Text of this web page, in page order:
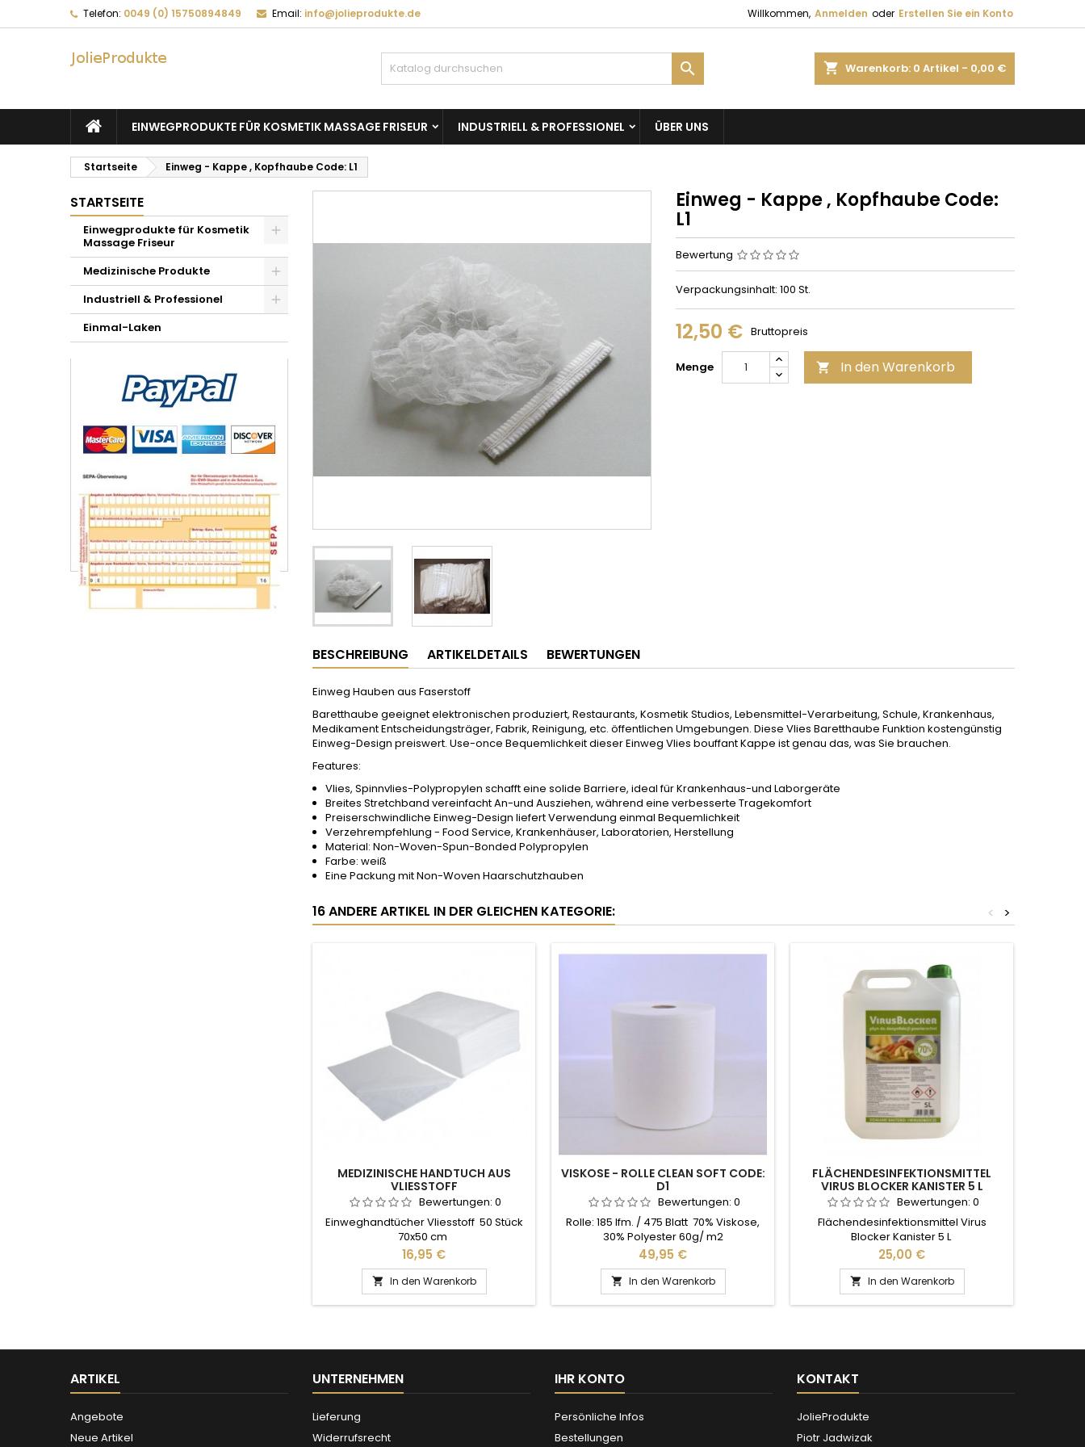
Telefon: 0049 (0) 15750894849 Email: info@jolieprodukte.de Willkommen, Anmelden oder Erstellen Sie ein Konto
shopping_cart Warenkorb: 0 Artikel - 0,00 €

EINWEGPRODUKTE FÜR KOSMETIK MASSAGE FRISEUR INDUSTRIELL & PROFESSIONEL ÜBER UNS
Startseite Einweg - Kappe , Kopfhaube Code: L1
STARTSEITE
Einwegprodukte für Kosmetik
Massage Friseur
Medizinische Produkte
Industriell & Professionel
Einmal-Laken
Einweg - Kappe , Kopfhaube Code:
L1
Bewertung
Verpackungsinhalt: 100 St.
12,50 € Bruttopreis
Menge  In den Warenkorb
BESCHREIBUNG ARTIKELDETAILS BEWERTUNGEN
Einweg Hauben aus Faserstoff
Baretthaube geeignet elektronischen produziert, Restaurants, Kosmetik Studios, Lebensmittel-Verarbeitung, Schule, Krankenhaus,
Medikament Entscheidungsträger, Fabrik, Reinigung, etc. öffentlichen Umgebungen. Diese Vlies Baretthaube Funktion kostengünstig
Einweg-Design preiswert. Use-once Bequemlichkeit dieser Einweg Vlies bouffant Kappe ist genau das, was Sie brauchen.
Features:
Vlies, Spinnvlies-Polypropylen schafft eine solide Barriere, ideal für Krankenhaus-und Laborgeräte
Breites Stretchband vereinfacht An-und Ausziehen, während eine verbesserte Tragekomfort
Preiserschwindliche Einweg-Design liefert Verwendung einmal Bequemlichkeit
Verzehrempfehlung - Food Service, Krankenhäuser, Laboratorien, Herstellung
Material: Non-Woven-Spun-Bonded Polypropylen
Farbe: weiß
Eine Packung mit Non-Woven Haarschutzhauben
16 ANDERE ARTIKEL IN DER GLEICHEN KATEGORIE: >
<
MEDIZINISCHE HANDTUCH AUS
VLIESSTOFF
Bewertungen: 0
Einweghandtücher Vliesstoff 50 Stück
70x50 cm
Preis
16,95 €
 In den Warenkorb
VISKOSE - ROLLE CLEAN SOFT CODE:
D1
Bewertungen: 0
Rolle: 185 lfm. / 475 Blatt 70% Viskose,
30% Polyester 60g/ m2
Preis
49,95 €
 In den Warenkorb
FLÄCHENDESINFEKTIONSMITTEL
VIRUS BLOCKER KANISTER 5 L
Bewertungen: 0
Flächendesinfektionsmittel Virus
Blocker Kanister 5 L
Preis
25,00 €
 In den Warenkorb
ARTIKEL
Angebote
Neue Artikel
UNTERNEHMEN
Lieferung
Widerrufsrecht
IHR KONTO
Persönliche Infos
Bestellungen
KONTAKT
JolieProdukte
Piotr Jadwizak